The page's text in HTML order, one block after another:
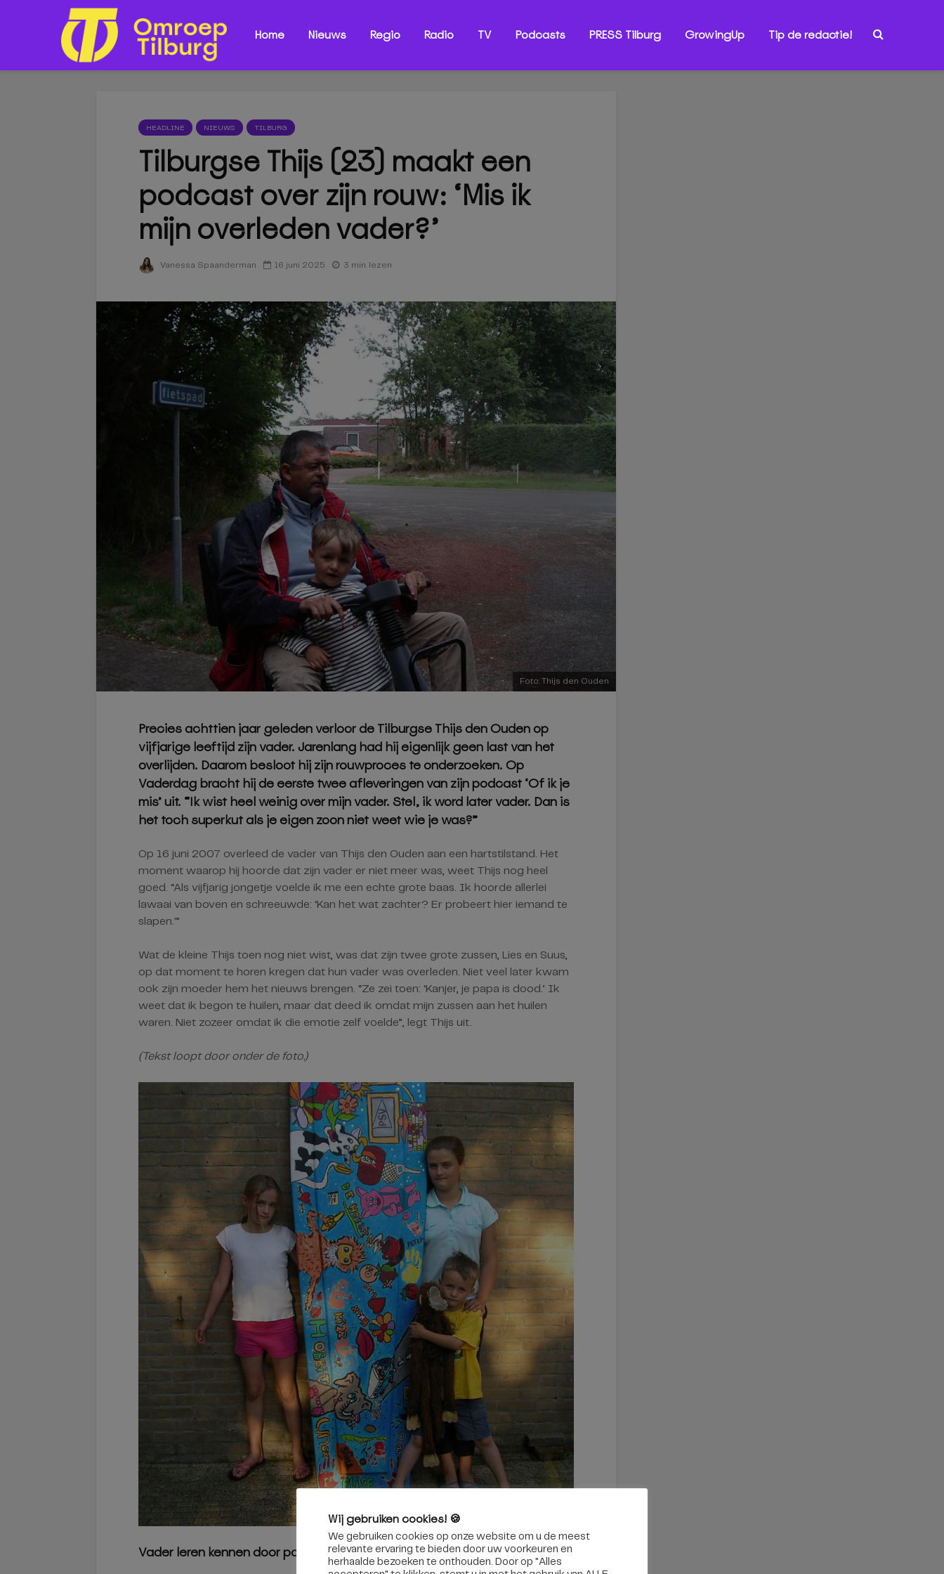
Home Nieuws Regio Radio TV Podcasts PRESS Tilburg GrowingUp Tip de redactie!
HEADLINE NIEUWS TILBURG
Tilburgse Thijs (23) maakt een
podcast over zijn rouw: ‘Mis ik
mijn overleden vader?’
Vanessa Spaanderman 16 juni 2025 3 min. lezen
Foto: Thijs den Ouden
Precies achttien jaar geleden verloor de Tilburgse Thijs den Ouden op
vijfjarige leeftijd zijn vader. Jarenlang had hij eigenlijk geen last van het
overlijden. Daarom besloot hij zijn rouwproces te onderzoeken. Op
Vaderdag bracht hij de eerste twee afleveringen van zijn podcast ‘Of ik je
mis’ uit. “Ik wist heel weinig over mijn vader. Stel, ik word later vader. Dan is
het toch superkut als je eigen zoon niet weet wie je was?”
Op 16 juni 2007 overleed de vader van Thijs den Ouden aan een hartstilstand. Het
moment waarop hij hoorde dat zijn vader er niet meer was, weet Thijs nog heel
goed. “Als vijfjarig jongetje voelde ik me een echte grote baas. Ik hoorde allerlei
lawaai van boven en schreeuwde: ‘Kan het wat zachter? Er probeert hier iemand te
slapen.'”
Wat de kleine Thijs toen nog niet wist, was dat zijn twee grote zussen, Lies en Suus,
op dat moment te horen kregen dat hun vader was overleden. Niet veel later kwam
ook zijn moeder hem het nieuws brengen. “Ze zei toen: ‘Kanjer, je papa is dood.’ Ik
weet dat ik begon te huilen, maar dat deed ik omdat mijn zussen aan het huilen
waren. Niet zozeer omdat ik die emotie zelf voelde”, legt Thijs uit.
(Tekst loopt door onder de foto.)
Thijs samen met zijn grote zussen. (Foto: Thijs den Ouden)
Vader leren kennen door podcast
Wij gebruiken cookies! 🍪
We gebruiken cookies op onze website om u de meest
relevante ervaring te bieden door uw voorkeuren en
herhaalde bezoeken te onthouden. Door op "Alles